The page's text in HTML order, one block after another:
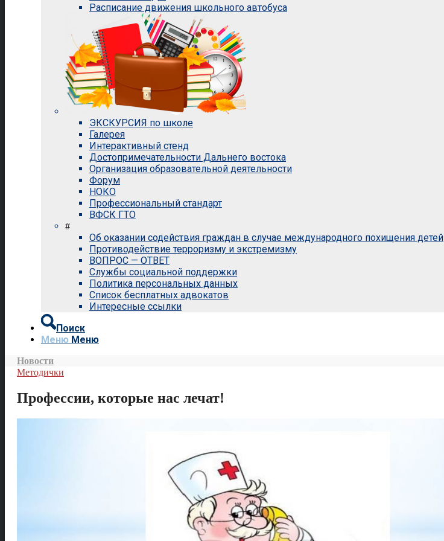
Расписание движения школьного автобуса
ЭКСКУРСИЯ по школе
Галерея
Интерактивный стенд
Достопримечательности Дальнего востока
Организация образовательной деятельности
Форум
НОКО
Профессиональный стандарт
ВФСК ГТО
#
Об оказании содействия граждан в случае международного похищения детей
Противодействие терроризму и экстремизму
ВОПРОС — ОТВЕТ
Службы социальной поддержки
Политика персональных данных
Список бесплатных адвокатов
Интересные ссылки
Поиск
Меню Меню
Новости
Методички
Профессии, которые нас лечат!